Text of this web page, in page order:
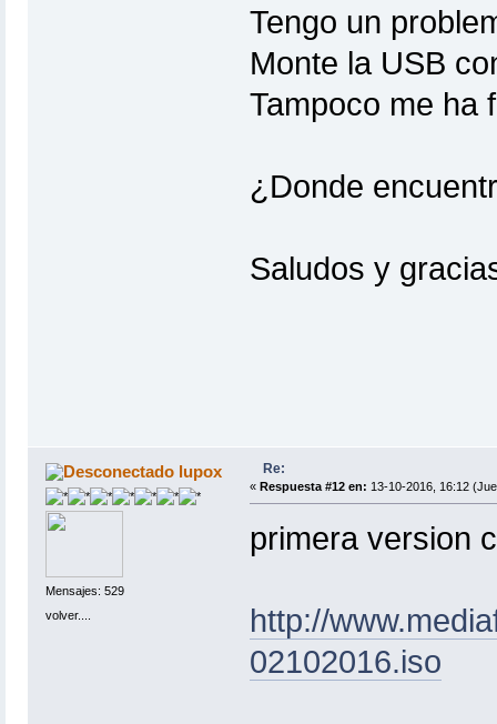
Tengo un
Monte la USB
Tampoco me ha
¿Donde
Saludos y
lupox
Mensajes: 529
volver....
Re:
« Respuesta #12 en: 13-10-2016, 16:12
primera version
http://
02102016.iso